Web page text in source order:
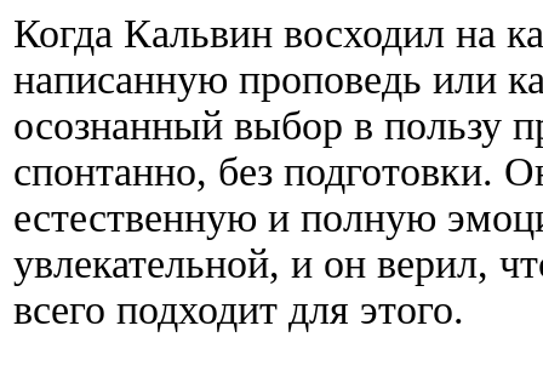
Когда Кальвин восходил на
написанную проповедь или
осознанный выбор в пользу
спонтанно, без подготовки.
естественную и полную
увлекательной, и он верил,
всего подходит для этого.